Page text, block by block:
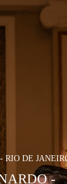
RIO DE
-